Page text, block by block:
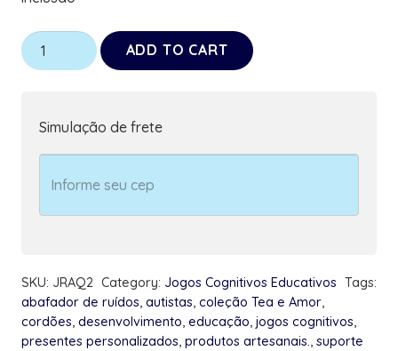
Jogo
da
Esportes
Autistas
com
+
Kit
Tenis
ADD TO CART
Simulação de frete
SKU: JRAQ2 Category: Jogos Cognitivos Educativos Tags:
abafador de ruídos, autistas, coleção Tea e Amor,
cordões, desenvolvimento, educação, jogos cognitivos,
presentes personalizados, produtos artesanais., suporte